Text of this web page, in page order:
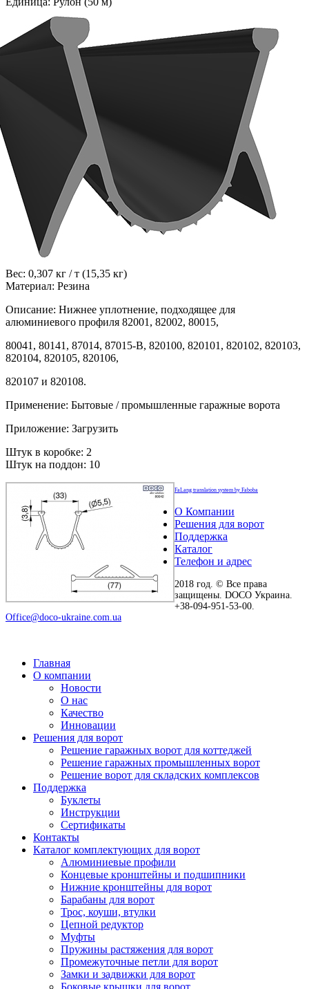
Вес: 0,307 кг / т (15,35 кг)
Материал: Резина
Описание: Нижнее уплотнение, подходящее для
алюминиевого профиля 82001, 82002, 80015,
80041, 80141, 87014, 87015-B, 820100, 820101, 820102, 820103,
820104, 820105, 820106,
820107 и 820108.
Применение: Бытовые / промышленные гаражные ворота
Приложение: Загрузить
Штук в коробке: 2
Штук на поддон: 10
FaLang translation system by Faboba
О Компании
Решения для ворот
Поддержка
Каталог
Телефон и адрес
2018 год. © Все права
защищены. DOCO Украина.
+38-094-951-53-00.
Office@doco-ukraine.com.ua
Главная
О компании
Новости
О нас
Качество
Инновации
Решения для ворот
Решение гаражных ворот для коттеджей
Решение гаражных промышленных ворот
Решение ворот для складских комплексов
Поддержка
Буклеты
Инструкции
Сертификаты
Контакты
Каталог комплектующих для ворот
Алюминиевые профили
Концевые кронштейны и подшипники
Нижние кронштейны для ворот
Барабаны для ворот
Трос, коуши, втулки
Цепной редуктор
Муфты
Пружины растяжения для ворот
Промежуточные петли для ворот
Замки и задвижки для ворот
Боковые крышки для ворот